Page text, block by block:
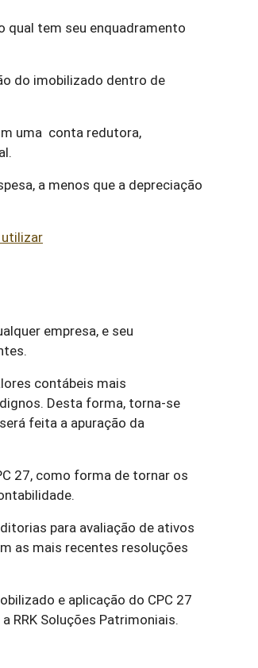
qual tem seu enquadramento
do imobilizado dentro de
uma conta redutora,
a menos que a depreciação
utilizar
empresa, e seu
contábeis mais
Desta forma, torna-se
feita a apuração da
27, como forma de tornar os
para avaliação de ativos
as mais recentes resoluções
e aplicação do CPC 27
RRK Soluções Patrimoniais.